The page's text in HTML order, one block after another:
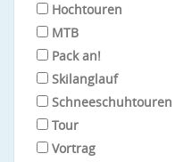
Hochtouren
MTB
Pack an!
Skilanglauf
Schneeschuhtouren
Tour
Vortrag